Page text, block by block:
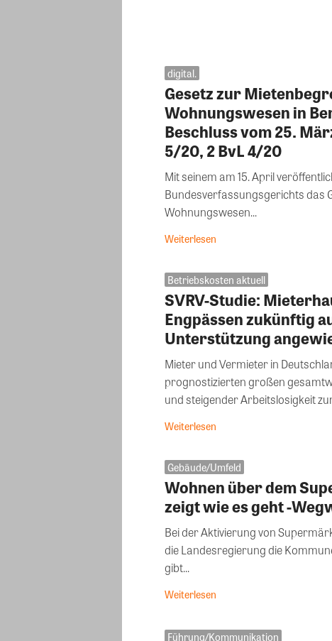
digital.
Gesetz zur
Wohnungswesen in
Beschluss vom 25.
5/20, 2 BvL 4/20
Mit seinem am 15. April
Bundesverfassungsgerichts das
Wohnungswesen...
Weiterlesen
Betriebskosten aktuell
SVRV-Studie:
Engpässen zukünftig
Unterstützung
Mieter und Vermieter in
prognostizierten großen
und steigender Arbeitslosigkeit
Weiterlesen
Gebäude/Umfeld
Wohnen über dem
zeigt wie es geht -
Bei der Aktivierung von
die Landesregierung die
gibt...
Weiterlesen
Führung/Kommunikation